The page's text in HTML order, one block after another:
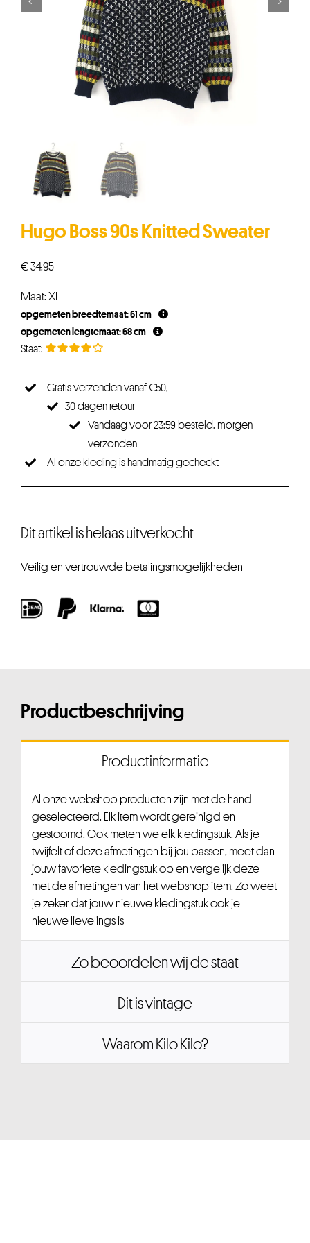
Hugo Boss 90s Knitted Sweater
€34,95
Maat: XL
opgemeten breedtemaat: 61 cm
opgemeten lengtemaat: 68 cm
Gratis verzenden vanaf €50,-
30 dagen retour
Vandaag voor 23:59 besteld, morgen
verzonden
Al onze kleding is handmatig gecheckt
Dit artikel is helaas uitverkocht
Veilig en vertrouwde betalingsmogelijkheden
Productbeschrijving
Productinformatie
Al onze webshop producten zijn met de hand
geselecteerd. Elk item wordt gereinigd en
gestoomd. Ook meten we elk kledingstuk. Als je
twijfelt of deze afmetingen bij jou passen, meet dan
jouw favoriete kledingstuk op en vergelijk deze
met de afmetingen van het webshop item. Zo weet
je zeker dat jouw nieuwe kledingstuk ook je
nieuwe lievelings is
Zo beoordelen wij de staat
Dit is vintage
Waarom Kilo Kilo?